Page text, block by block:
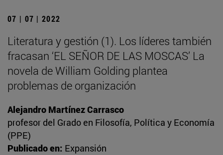
07 | 07 | 2022
Literatura y gestión (1). Los líderes también
fracasan ‘EL SEÑOR DE LAS MOSCAS’ La
novela de William Golding plantea
problemas de organización
Alejandro Martínez Carrasco
profesor del Grado en Filosofía, Política y Economía
(PPE)
Publicado en: Expansión